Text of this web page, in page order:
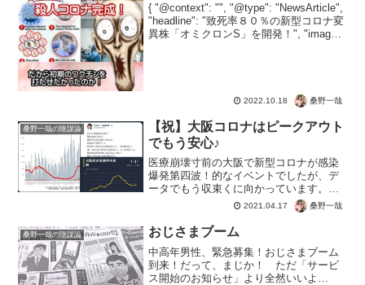
{ "@context": "", "@type": "NewsArticle",
"headline": "致死率８０％の新型コロナ変
異株「オミクロンS」を開発！", "image":
2022.10.18 桑野一哉
桑野一哉の陰謀論
【祝】大阪コロナはピークアウト
でもう安心♪
医療崩壊寸前の大阪で新型コロナが感染
爆発第四波！的なイベントでしたが、デ
ータでもう収束くに向かっています。こ
れ、吉村さんやワイドショーは絶対に言
えないよねｗでもこの状態からコロナ
だ、まん防だ！なんて茶番をどう繰り広
げるか？というのは新喜劇の...
2021.04.17 桑野一哉
桑野一哉の陰謀論 おじさまブーム
中高年男性、緊急募集！おじさまブーム
到来！だって、まじか！ ただ「サービ
ス開始のお知らせ」より全然いいよ